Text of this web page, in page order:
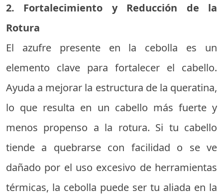
2. Fortalecimiento y Reducción de la
Rotura
El azufre presente en la cebolla es un
elemento clave para fortalecer el cabello.
Ayuda a mejorar la estructura de la queratina,
lo que resulta en un cabello más fuerte y
menos propenso a la rotura. Si tu cabello
tiende a quebrarse con facilidad o se ve
dañado por el uso excesivo de herramientas
térmicas, la cebolla puede ser tu aliada en la